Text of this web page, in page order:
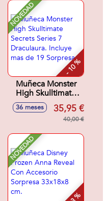
NOVEDAD
- 10 %
Muñeca Monster
High Skulltimate
Secrets Series 7
Draculaura. Incluye
mas de 19
36 meses 35,95 €
40,00 €
NOVEDAD